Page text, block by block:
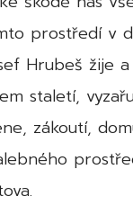
prostředí v
Hrubeš žije
staletí,
zákoutí,